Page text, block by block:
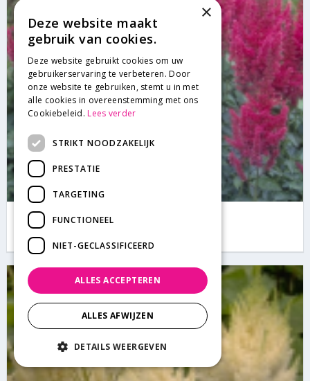
×
Deze website maakt
gebruik van cookies.
Deze website gebruikt cookies om uw
gebruikerservaring te verbeteren. Door
onze website te gebruiken, stemt u in met
alle cookies in overeenstemming met ons
Cookiebeleid. Lees verder
STRIKT NOODZAKELIJK
PRESTATIE
TARGETING
FUNCTIONEEL
NIET-GECLASSIFICEERD
ALLES ACCEPTEREN
ALLES AFWIJZEN
DETAILS WEERGEVEN